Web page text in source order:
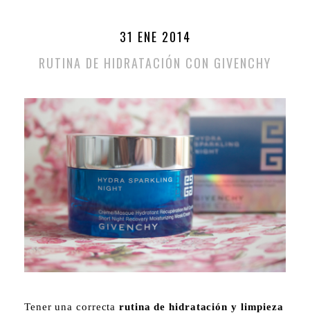
31 ENE 2014
RUTINA DE HIDRATACIÓN CON GIVENCHY
Tener una correctarutina de hidratación y limpieza